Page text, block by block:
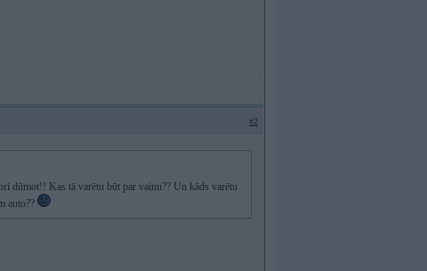
#2
dūmot!! Kas tā varētu būt par vainu?? Un kāds varētu
auto??